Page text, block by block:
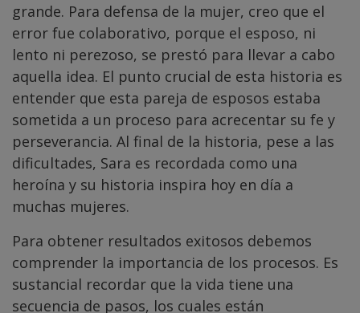
grande. Para defensa de la mujer, creo que el
error fue colaborativo, porque el esposo, ni
lento ni perezoso, se prestó para llevar a cabo
aquella idea. El punto crucial de esta historia es
entender que esta pareja de esposos estaba
sometida a un proceso para acrecentar su fe y
perseverancia. Al final de la historia, pese a las
dificultades, Sara es recordada como una
heroína y su historia inspira hoy en día a
muchas mujeres.
Para obtener resultados exitosos debemos
comprender la importancia de los procesos. Es
sustancial recordar que la vida tiene una
secuencia de pasos, los cuales están